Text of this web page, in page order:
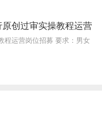
创过审实操教程运营
程运营岗位招募 要求：男女